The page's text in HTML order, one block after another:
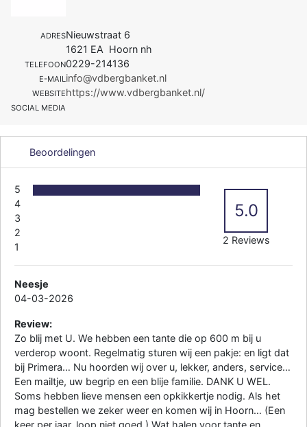
ADRESNieuwstraat 6
1621 EA Hoorn nh
TELEFOON0229-214136
E-MAILinfo@vdbergbanket.nl
WEBSITEhttps://www.vdbergbanket.nl/
SOCIAL MEDIA
Beoordelingen
5
4
3
2
1
5.0
2 Reviews
Neesje
04-03-2026
Review:
Zo blij met U. We hebben een tante die op 600 m bij u
verderop woont. Regelmatig sturen wij een pakje: en ligt dat
bij Primera… Nu hoorden wij over u, lekker, anders, service…
Een mailtje, uw begrip en een blije familie. DANK U WEL.
Soms hebben lieve mensen een opkikkertje nodig. Als het
mag bestellen we zeker weer en komen wij in Hoorn… (Een
keer per jaar, loop niet goed.) Wat halen voor tante en